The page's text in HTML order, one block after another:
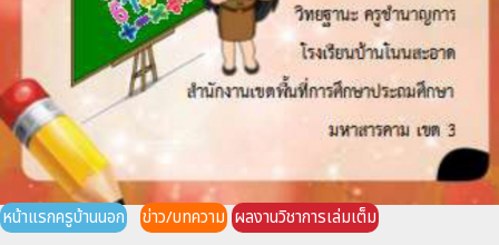
หน้าแรกครูบ้านนอก ข่าว/บทความ ผลงานวิชาการเล่มเต็ม